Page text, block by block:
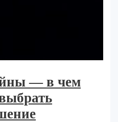
— в чем